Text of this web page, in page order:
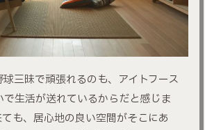
三昧で頑張れるのも、アイトフース
生活が送れているからだと感じま
も、居心地の良い空間がそこにあ